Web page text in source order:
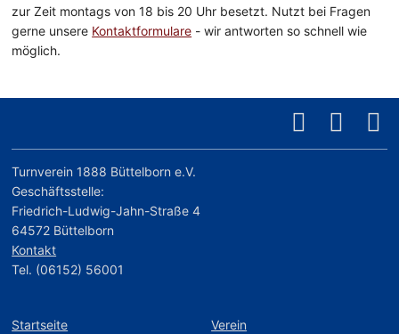
zur Zeit montags von 18 bis 20 Uhr besetzt. Nutzt bei Fragen
gerne unsere Kontaktformulare - wir antworten so schnell wie
möglich.
Turnverein 1888 Büttelborn e.V.
Geschäftsstelle:
Friedrich-Ludwig-Jahn-Straße 4
64572 Büttelborn
Kontakt
Tel. (06152) 56001
Startseite
Verein